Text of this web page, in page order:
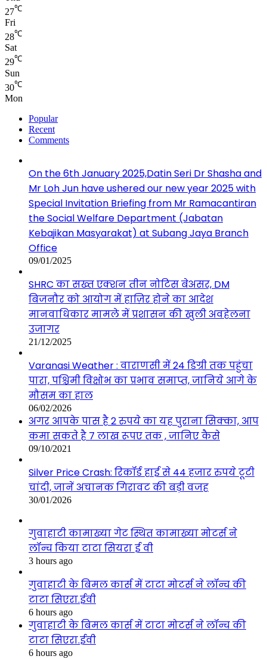
27℃
Fri
28℃
Sat
29℃
Sun
30℃
Mon
Popular
Recent
Comments
On the 6th January 2025,Datin Seri Dr Shasha and
Mr Loh Jun have ushered our new year 2025 with
Special Invitation Briefing from Mr Ramacantiran
the Social Welfare Department (Jabatan
Kebajikan Masyarakat) at Subang Jaya Branch
Office
09/01/2025
SHRC का सख्त एक्शन तीन नोटिस बेअसर, DM
बिजनौर को आयोग में हाज़िर होने का आदेश
मानवाधिकार मामले में प्रशासन की खुली अवहेलना
उजागर
21/12/2025
Varanasi Weather : वाराणसी में 24 डिग्री तक पहुंचा
पारा, पश्चिमी विक्षोभ का प्रभाव समाप्त, जानिये आगे के
मौसम का हाल
06/02/2026
अगर आपके पास है 2 रुपये का यह पुराना सिक्का, आप
कमा सकते है 7 लाख रूपए तक , जानिए कैसे
09/10/2021
Silver Price Crash: रिकॉर्ड हाई से 44 हजार रुपये टूटी
चांदी, जानें अचानक गिरावट की बड़ी वजह
30/01/2026
गुवाहाटी कामाख्या गेट स्थित कामाख्या मोटर्स ने
लॉन्च किया टाटा सियरा ई वी
3 hours ago
गुवाहाटी के बिमल कार्स में टाटा मोटर्स ने लॉन्च की
टाटा सिएरा.ईवी
6 hours ago
गुवाहाटी के बिमल कार्स में टाटा मोटर्स ने लॉन्च की
टाटा सिएरा.ईवी
6 hours ago